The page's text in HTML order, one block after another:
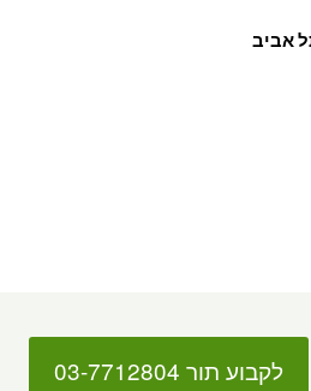
לקבוע תור 03-7712804